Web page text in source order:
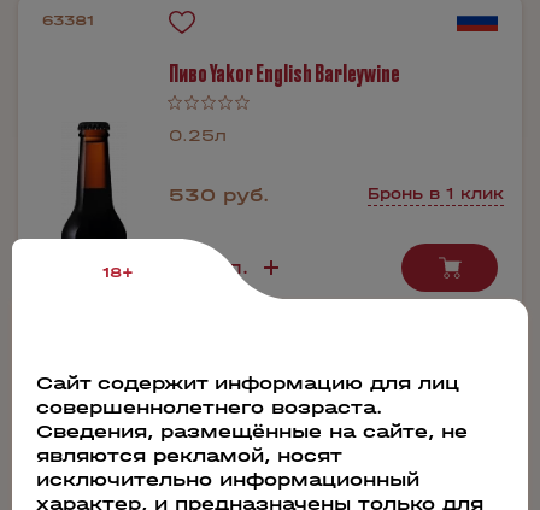
63381
Пиво Yakor English Barleywine
0.25л
530 руб. Бронь в 1 клик
12%
63379
18+
Сайт содержит информацию для лиц
совершеннолетнего возраста.
Сведения, размещённые на сайте, не
являются рекламой, носят
исключительно информационный
характер, и предназначены только для